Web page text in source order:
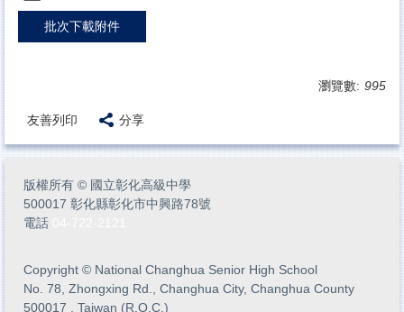
批次下載附件
瀏覽數: 995
友善列印 分享
版權所有 © 國立彰化高級中學
500017 彰化縣彰化市中興路78號
電話
Copyright © National Changhua Senior High School
No. 78, Zhongxing Rd., Changhua City, Changhua County
500017 , Taiwan (R.O.C.)